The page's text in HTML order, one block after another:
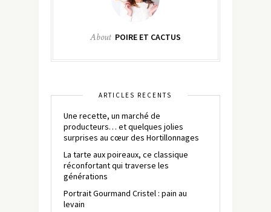
About POIRE ET CACTUS
ARTICLES RÉCENTS
Une recette, un marché de
producteurs… et quelques jolies
surprises au cœur des Hortillonnages
La tarte aux poireaux, ce classique
réconfortant qui traverse les
générations
Portrait Gourmand Cristel : pain au
levain